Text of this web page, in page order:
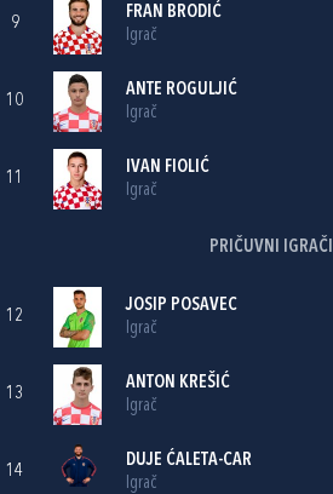
9
FRAN BRODIĆ
Igrač
10
ANTE ROGULJIĆ
Igrač
11
IVAN FIOLIĆ
Igrač
PRIČUVNI IGRAČI
12
JOSIP POSAVEC
Igrač
13
ANTON KREŠIĆ
Igrač
14
DUJE ĆALETA-CAR
Igrač